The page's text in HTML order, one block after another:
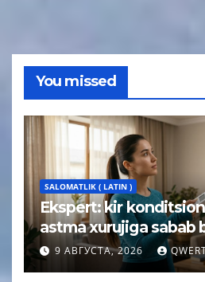
You missed
SALOMATLIK ( LATIN )
Ekspert: kir
astma xurujiga sabab
9 АВГУСТА, 2026